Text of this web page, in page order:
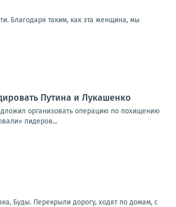
Благодаря таким, как эта женщина, мы
Путина и Лукашенко
организовать операцию по похищению
лидеров...
Буды. Перекрыли дорогу, ходят по домам, с